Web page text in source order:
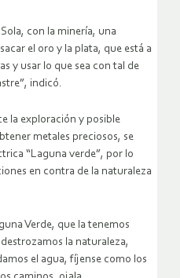
con la minería, una
el oro y la plata, que está a
y usar lo que sea con tal de
indicó.
la exploración y posible
metales preciosos, se
“Laguna verde”, por lo
en contra de la naturaleza
Verde, que la tenemos
la naturaleza,
el agua, fíjense como los